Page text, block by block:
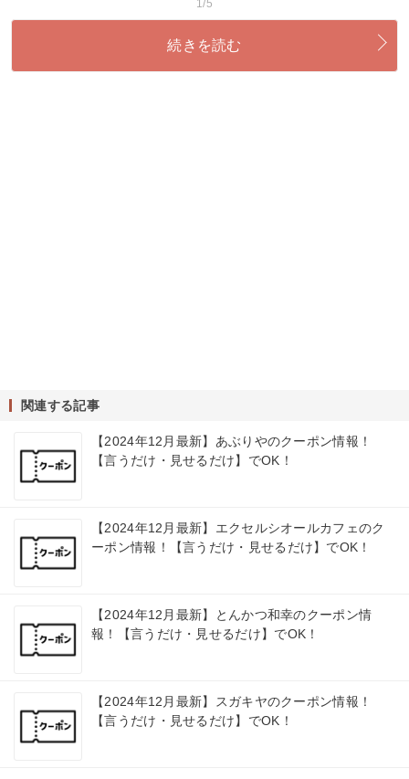
1/5
続きを読む
関連する記事
【2024年12月最新】あぶりやのクーポン情報！
【言うだけ・見せるだけ】でOK！
【2024年12月最新】エクセルシオールカフェのク
ーポン情報！【言うだけ・見せるだけ】でOK！
【2024年12月最新】とんかつ和幸のクーポン情
報！【言うだけ・見せるだけ】でOK！
【2024年12月最新】スガキヤのクーポン情報！
【言うだけ・見せるだけ】でOK！